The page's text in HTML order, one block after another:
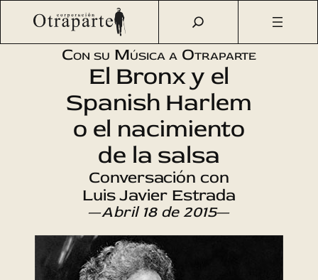
Saltar
Otraparte.org/ Agenda Cultural Música
El nacimiento de
Con su Música a Otraparte
El Bronx y el
Spanish Harlem
o el nacimiento
de la salsa
Conversación con
Luis Javier Estrada
—Abril 18 de 2015—